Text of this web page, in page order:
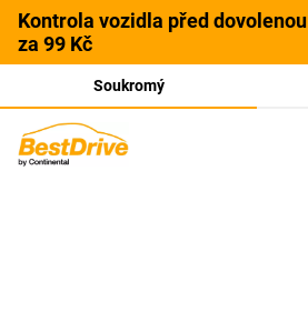
Kontrola vozidla před dovolenou
za 99 Kč
Soukromý